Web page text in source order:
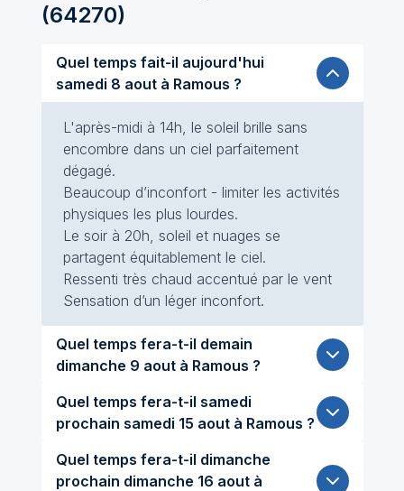
(64270)
Quel temps fait-il aujourd'hui
samedi 8 aout à Ramous ?
L'après-midi à 14h, le soleil brille sans
encombre dans un ciel parfaitement
dégagé.
Beaucoup d’inconfort - limiter les activités
physiques les plus lourdes.
Le soir à 20h, soleil et nuages se
partagent équitablement le ciel.
Ressenti très chaud accentué par le vent
Sensation d’un léger inconfort.
Quel temps fera-t-il demain
dimanche 9 aout à Ramous ?
Quel temps fera-t-il samedi
prochain samedi 15 aout à Ramous ?
Quel temps fera-t-il dimanche
prochain dimanche 16 aout à